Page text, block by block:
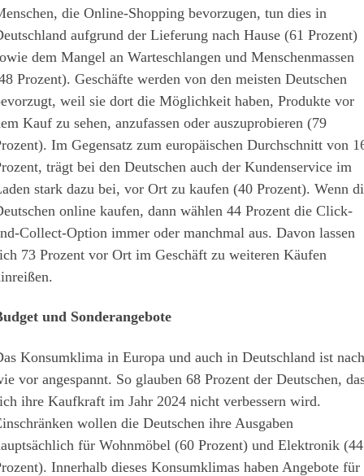
die Online-Shopping bevorzugen, tun dies in
aufgrund der Lieferung nach Hause (61 Prozent)
dem Mangel an Warteschlangen und Menschenmassen
Prozent). Geschäfte werden von den meisten Deutschen
weil sie dort die Möglichkeit haben, Produkte vor
Kauf zu sehen, anzufassen oder auszuprobieren (79
Im Gegensatz zum europäischen Durchschnitt von
trägt bei den Deutschen auch der Kundenservice im
stark dazu bei, vor Ort zu kaufen (40 Prozent). Wenn
online kaufen, dann wählen 44 Prozent die Click-
Collect-Option immer oder manchmal aus. Davon lassen
73 Prozent vor Ort im Geschäft zu weiteren Käufen
und Sonderangebote
Konsumklima in Europa und auch in Deutschland ist nach
vor angespannt. So glauben 68 Prozent der Deutschen,
ihre Kaufkraft im Jahr 2024 nicht verbessern wird.
wollen die Deutschen ihre Ausgaben
für Wohnmöbel (60 Prozent) und Elektronik (44
Innerhalb dieses Konsumklimas haben Angebote für